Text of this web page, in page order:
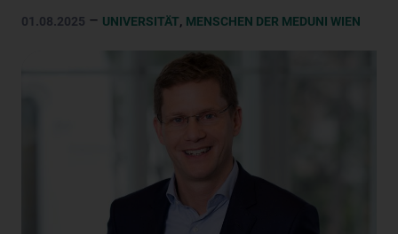
01.08.2025 – UNIVERSITÄT, MENSCHEN DER MEDUNI WIEN